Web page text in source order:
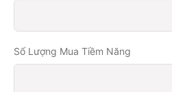
Số Lượng Mua Tiềm Năng